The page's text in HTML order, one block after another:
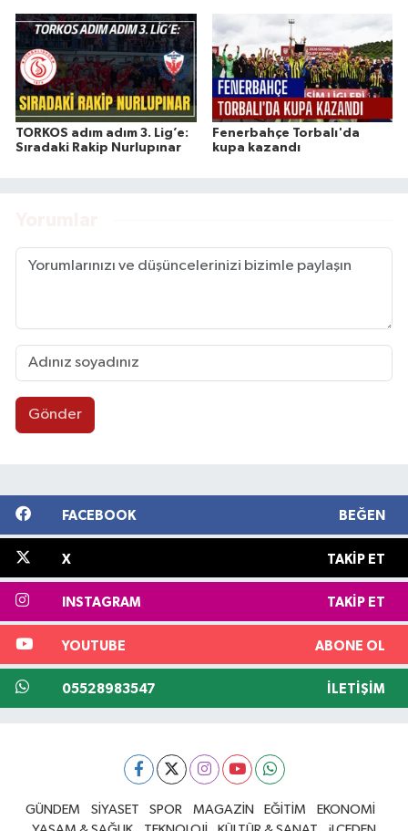
TORKOS adım adım 3. Lig’e:
Sıradaki Rakip Nurlupınar
Fenerbahçe Torbalı'da
kupa kazandı
Gönder
FACEBOOK BEĞEN
X TAKIP ET
INSTAGRAM TAKIP ET
YOUTUBE ABONE OL
05528983547 İLETIŞIM
GÜNDEM SİYASET SPOR MAGAZİN EĞİTİM
EKONOMİ